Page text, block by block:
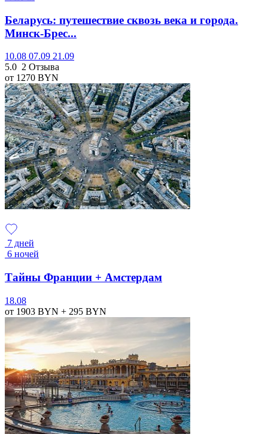
Беларусь: путешествие сквозь века и города.
Минск-Брес...
10.08 07.09 21.09
5.0 2 Отзыва
от 1270 BYN
7 дней
6 ночей
Тайны Франции + Амстердам
18.08
от 1903 BYN + 295 BYN